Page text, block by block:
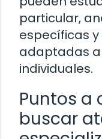
particular,
específicas
adaptadas
individuales.
Puntos a
buscar